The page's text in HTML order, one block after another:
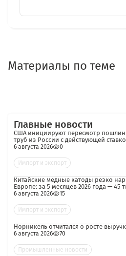
Материалы по теме
Главные новости
США инициируют пересмотр
труб из России с действующей
6 августа 2026 0
Импорт и экспорт
Китайские медные катоды резко
Европе: за 5 месяцев 2026 года — 45
6 августа 2026 15
Импорт и экспорт
Норникель отчитался о росте
6 августа 2026 70
Промышленные новости